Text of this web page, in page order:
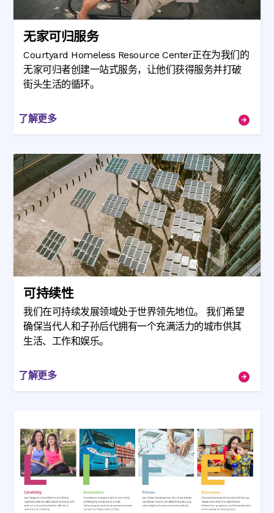
无家可归服务
Courtyard Homeless Resource Center正在为我们的
无家可归者创建一站式服务，让他们获得服务并打破
街头生活的循环。
了解更多
可持续性
我们在可持续发展领域处于世界领先地位。 我们希望
确保当代人和子孙后代拥有一个充满活力的城市供其
生活、工作和娱乐。
了解更多